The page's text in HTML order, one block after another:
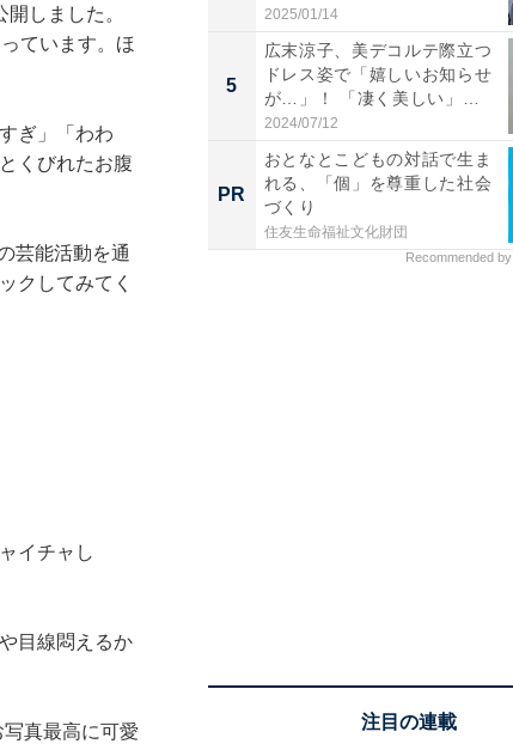
しました。
ています。ほ
ぎ」「わわ
くびれたお腹
芸能活動を通
クしてみてく
イチャし
目線悶えるか
真最高に可愛
「め...
2025/01/14
5
広末涼子、美デコルテ際立つ
ドレス姿で「嬉しいお知らせ
が…」！ 「凄く美しい」
「透...
2024/07/12
PR
おとなとこどもの対話で生ま
れる、「個」を尊重した社会
づくり
住友生命福祉文化財団
Recommended by
注目の連載